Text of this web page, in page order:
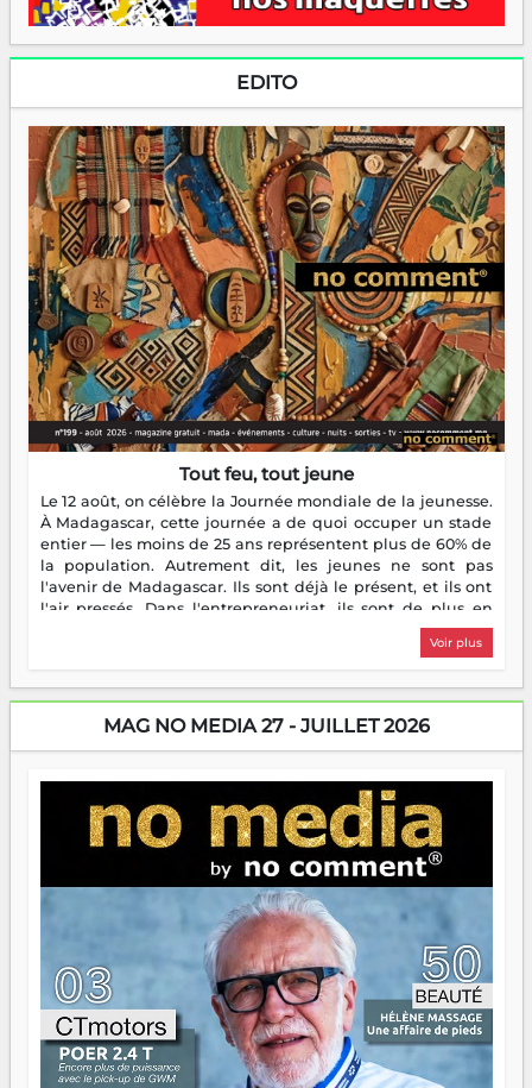
EDITO
Tout feu, tout jeune
Le 12 août, on célèbre la Journée mondiale de la jeunesse.
À Madagascar, cette journée a de quoi occuper un stade
entier — les moins de 25 ans représentent plus de 60% de
la population. Autrement dit, les jeunes ne sont pas
l'avenir de Madagascar. Ils sont déjà le présent, et ils ont
l'air pressés. Dans l'entrepreneuriat, ils sont de plus en
plus nombreux à se lancer, à créer, à risquer — souvent
sans filet, souvent sans aide, mais toujours avec cette
dorment vraiment la nuit. En culture, les nouvelles sont
encore meilleures. Aina Rasamoelina vient de décrocher le
Prix RFI Instrumental Afrique. Miangaly Elia rafle le Prix
jeunes qui tiennent la torche. Alors oui, on pourrait
s'arrêter là, applaudir et rentrer chez soi satisfait. Mais ce
serait passer à côté d'une chose essentielle. La fougue, ça
brûle fort — et parfois, ça brûle vite. Une flamme sans
direction peut éclairer autant qu'elle peut consumer. C'est
là que les aînés entrent en scène — pas pour reprendre le
gouvernail, mais pour montrer où sont les récifs. Les jeunes
ont la force, les vieux ont l'expérience, comme on dit. Ce
n'est pas un combat de générations — c'est une question
d'équipage. Partagez vos réussites, mais aussi vos échecs.
Surtout vos échecs, d'ailleurs — ils enseignent mieux que
n'importe quel manuel. À Madagascar, la barque avance.
Il faut juste s'assurer que tout le monde rame dans le
même sens.
Voir plus
MAG NO MEDIA 27 - JUILLET 2026